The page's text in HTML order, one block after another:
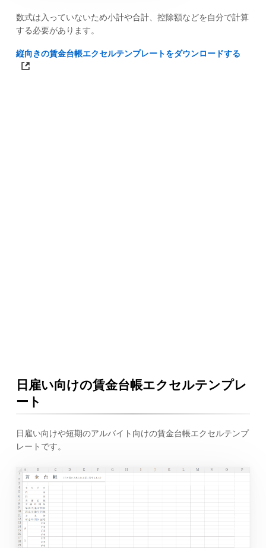
数式は入っていないため小計や合計、控除額などを自分で計算
する必要があります。
縦向きの賃金台帳エクセルテンプレートをダウンロードする
日雇い向けの賃金台帳エクセルテンプレ
ート
日雇い向けや短期のアルバイト向けの賃金台帳エクセルテンプ
レートです。